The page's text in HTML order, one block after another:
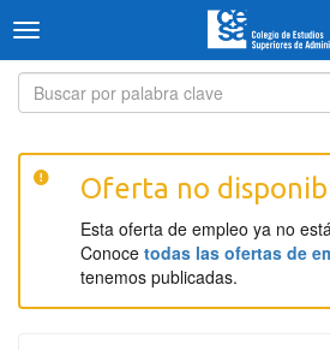
Toggle navigation
Oferta no
Esta oferta de empleo ya no
Conoce todas las ofertas de
tenemos publicadas.